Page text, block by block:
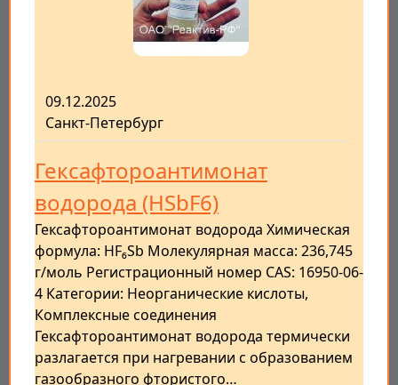
09.12.2025
Санкт-Петербург
Гексафтороантимонат
водорода (HSbF6)
Гексафтороантимонат водорода Химическая
формула: HF₆Sb Молекулярная масса: 236,745
г/моль Регистрационный номер CAS: 16950-06-
4 Категории: Неорганические кислоты,
Комплексные соединения
Гексафтороантимонат водорода термически
разлагается при нагревании с образованием
газообразного фтористого…